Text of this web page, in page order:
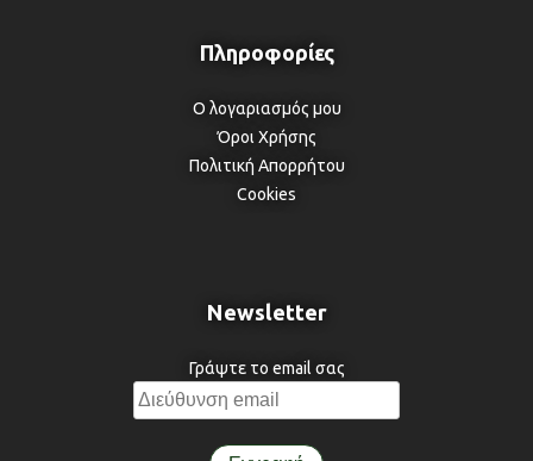
Ο λογαριασμός μου
Όροι Χρήσης
Πολιτική Απορρήτου
Cookies
Newsletter
Γράψτε το email σας